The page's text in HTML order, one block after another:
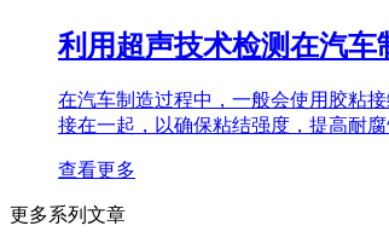
利用超声技术检测在汽
在汽车制造过程中，一般会使用胶粘
接在一起，以确保粘结强度，提高耐
查看更多
更多系列文章